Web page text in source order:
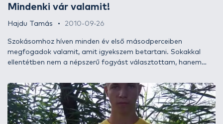
Mindenki vár valamit!
Hajdu Tamás 2010-09-26
Szokásomhoz híven minden év első másodperceiben
megfogadok valamit, amit igyekszem betartani. Sokakkal
ellentétben nem a népszerű fogyást választottam, hanem
legalább egy tíz kilogramm feletti amurt és pontyot. Most
érkezett el a pillanat, hogy papírra vessem eddigi legnagyobb
halam, egy termetes amur kifogásának minden részletét, és
hogy elmeséljem nektek az ehhez kapcsolódó történetemet.